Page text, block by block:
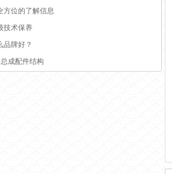
方位的了解信息
技术保养
品牌好？
成配件结构